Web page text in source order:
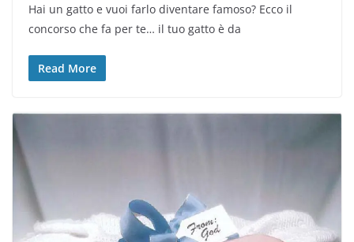
Hai un gatto e vuoi farlo diventare famoso? Ecco il
concorso che fa per te… il tuo gatto è da
Read More